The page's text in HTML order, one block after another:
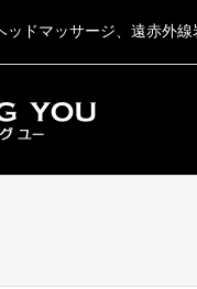
ドマッサージ、遠赤外線